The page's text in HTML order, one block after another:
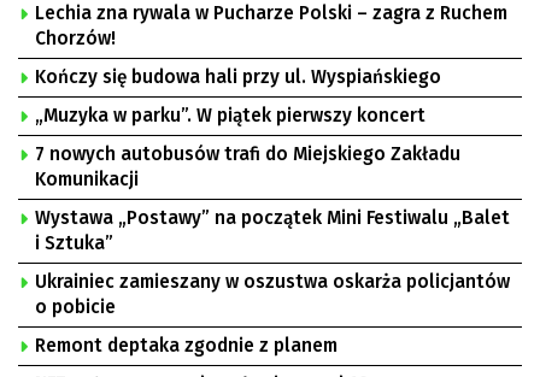
Lechia zna rywala w Pucharze Polski – zagra z Ruchem
Chorzów!
Kończy się budowa hali przy ul. Wyspiańskiego
„Muzyka w parku”. W piątek pierwszy koncert
7 nowych autobusów trafi do Miejskiego Zakładu
Komunikacji
Wystawa „Postawy” na początek Mini Festiwalu „Balet
i Sztuka”
Ukrainiec zamieszany w oszustwa oskarża policjantów
o pobicie
Remont deptaka zgodnie z planem